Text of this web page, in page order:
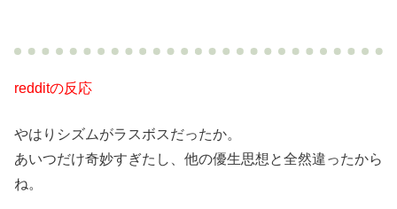
redditの反応
やはりシズムがラスボスだったか。
あいつだけ奇妙すぎたし、他の優生思想と全然違ったから
ね。